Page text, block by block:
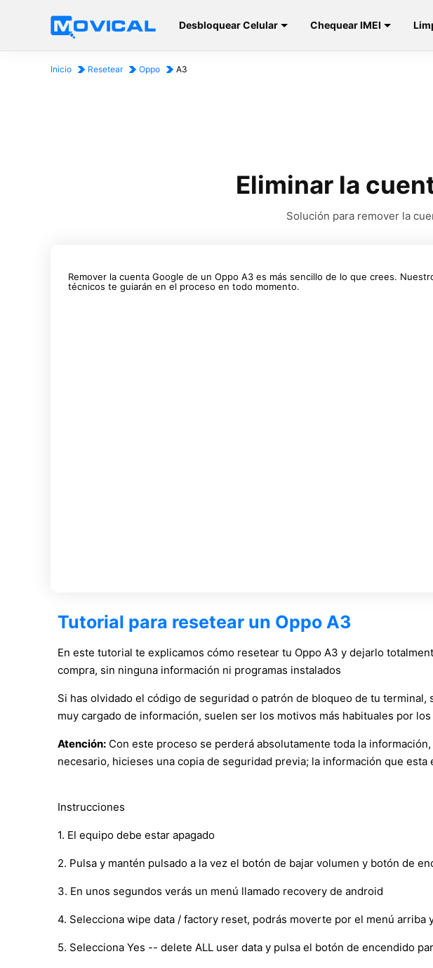
Desbloquear Celular Chequear IMEI
Inicio Resetear Oppo A3
Eliminar la
Solución para remover la
Remover la cuenta Google de un Oppo A3 es más sencillo de lo que crees.
técnicos te guiarán en el proceso en todo momento.
Tutorial para resetear un Oppo A3
En este tutorial te explicamos cómo resetear tu Oppo A3 y dejarlo
compra, sin ninguna información ni programas instalados
Si has olvidado el código de seguridad o patrón de bloqueo de tu
muy cargado de información, suelen ser los motivos más habituales por
Atención: Con este proceso se perderá absolutamente toda la
necesario, hicieses una copia de seguridad previa; la información que
Instrucciones
1. El equipo debe estar apagado
2. Pulsa y mantén pulsado a la vez el botón de bajar volumen y botón de
3. En unos segundos verás un menú llamado recovery de android
4. Selecciona wipe data / factory reset, podrás moverte por el menú arriba
5. Selecciona Yes -- delete ALL user data y pulsa el botón de encendido